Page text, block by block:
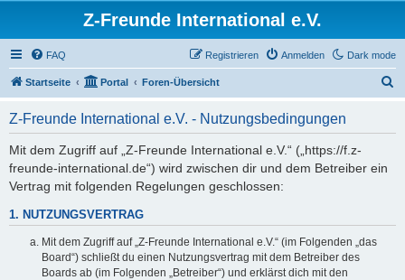
Z-Freunde International e.V.
Dark mode
FAQ Anmelden
Registrieren
Startseite Portal Foren-Übersicht
Z-Freunde International e.V. - Nutzungsbedingungen
Mit dem Zugriff auf „Z-Freunde International e.V.“ („https://f.z-
freunde-international.de“) wird zwischen dir und dem Betreiber ein
Vertrag mit folgenden Regelungen geschlossen:
1. NUTZUNGSVERTRAG
Mit dem Zugriff auf „Z-Freunde International e.V.“ (im Folgenden „das
Board“) schließt du einen Nutzungsvertrag mit dem Betreiber des
Boards ab (im Folgenden „Betreiber“) und erklärst dich mit den